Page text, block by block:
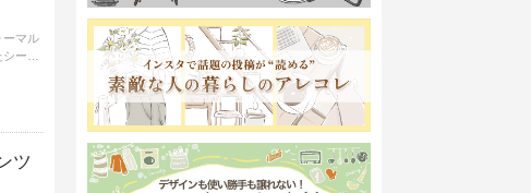
ーマル
ーン
ツ